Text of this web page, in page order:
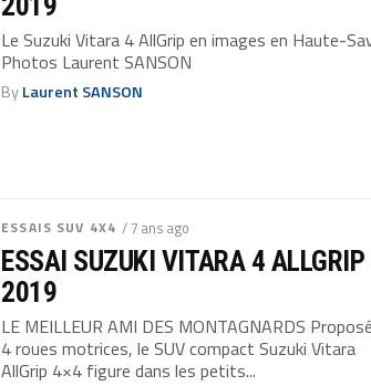
Le Suzuki Vitara 4 AllGrip en images en Haute-
Photos Laurent SANSON
ByLaurent SANSON
ESSAIS SUV 4X4 / 7 ans ago
ESSAI SUZUKI VITARA 4 ALLGRIP
2019
LE MEILLEUR AMI DES MONTAGNARDS
4 roues motrices, le SUV compact Suzuki Vitara
AllGrip 4×4 figure dans les petits...